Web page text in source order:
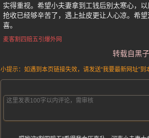
实得重视。希望小夫妻拿到工钱后别太寒心，
抢收已经够辛苦了，遇上扯皮更让人心凉。希
喜。
麦客割四赔五引爆外网
转载自黑
小提示：如遇到本页链接失效，请发送“我要最新网址”